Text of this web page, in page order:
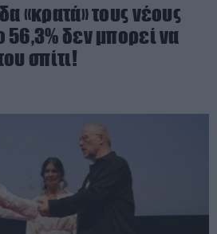
«κρατά» τους νέους
56,3% δεν μπορεί να
σπίτι!